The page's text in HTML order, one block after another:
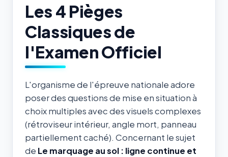
Les 4 Pièges
Classiques de
l'Examen Officiel
L'organisme de l'épreuve nationale adore
poser des questions de mise en situation à
choix multiples avec des visuels complexes
(rétroviseur intérieur, angle mort, panneau
partiellement caché). Concernant le sujet
de Le marquage au sol : ligne continue et